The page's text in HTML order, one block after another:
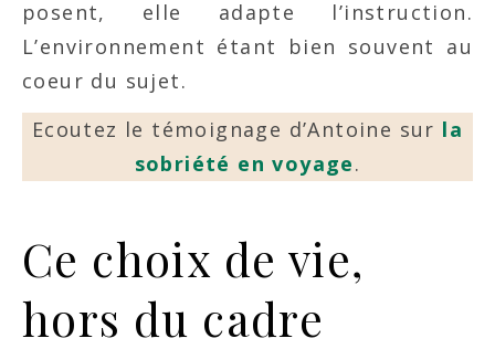
posent, elle adapte l’instruction.
L’environnement étant bien souvent au
coeur du sujet.
Ecoutez le témoignage d’Antoine sur la
sobriété en voyage.
Ce choix de vie,
hors du cadre